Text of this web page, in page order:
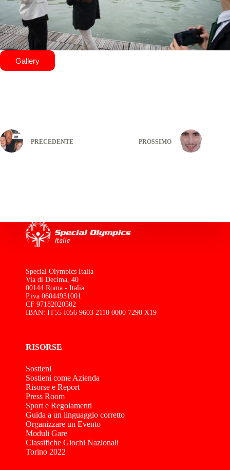
Gallery
PRECEDENTE PROSSIMO
Special Olympics Italia
Via di Decima, 40
00144 Roma - Italia
P.iva 06044931001
CF 97182020582
IBAN: IT55 I056 9603 2110 0000 7290 X19
RISORSE
Sostieni
Sostieni come Azienda
Risorse e Report
Press Room
Sport e Regolamenti
Guida a un linguaggio corretto
Organizzare un Evento
Moduli Gare
Classifiche Giochi Nazionali
Torino 2022